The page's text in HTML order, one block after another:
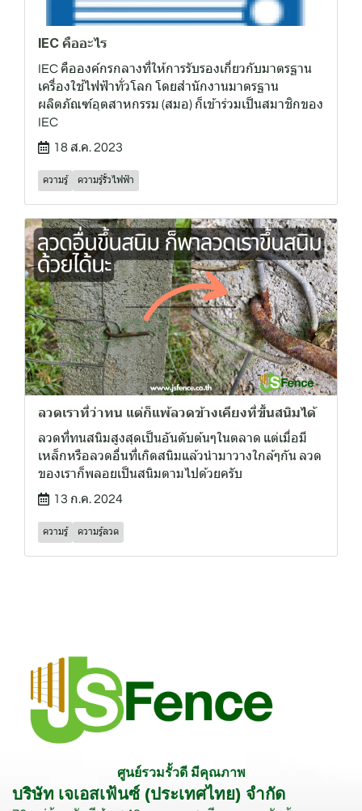
IEC คืออะไร
IEC คือองค์กรกลางที่ให้การรับรองเกี่ยวกับมาตรฐาน
เครื่องใช้ไฟฟ้าทั่วโลก โดยสำนักงานมาตรฐาน
ผลิตภัณฑ์อุตสาหกรรม (สมอ) ก็เข้าร่วมเป็นสมาชิกของ
IEC
18 ส.ค. 2023
ความรู้ ความรู้รั้วไฟฟ้า
ลวดเราที่ว่าทน แต่ก็แพ้ลวดข้างเคียงที่ขึ้นสนิมได้
ลวดที่ทนสนิมสูงสุดเป็นอันดับต้นๆในตลาด แต่เมื่อมี
เหล็กหรือลวดอื่นที่เกิดสนิมแล้วนำมาวางใกล้ๆกัน ลวด
ของเราก็พลอยเป็นสนิมตามไปด้วยครับ
13 ก.ค. 2024
ความรู้ ความรู้ลวด
ศูนย์รวมรั้วดี มีคุณภาพ
บริษัท เจเอสเฟ้นซ์ (ประเทศไทย) จำกัด